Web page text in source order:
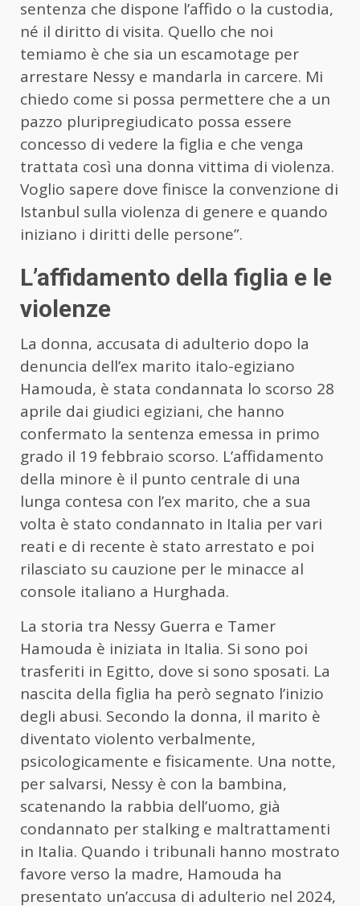
sentenza che dispone l’affido o la custodia,
né il diritto di visita. Quello che noi
temiamo è che sia un escamotage per
arrestare Nessy e mandarla in carcere. Mi
chiedo come si possa permettere che a un
pazzo pluripregiudicato possa essere
concesso di vedere la figlia e che venga
trattata così una donna vittima di violenza.
Voglio sapere dove finisce la convenzione di
Istanbul sulla violenza di genere e quando
iniziano i diritti delle persone”.
L’affidamento della figlia e le
violenze
La donna, accusata di adulterio dopo la
denuncia dell’ex marito italo-egiziano
Hamouda, è stata condannata lo scorso 28
aprile dai giudici egiziani, che hanno
confermato la sentenza emessa in primo
grado il 19 febbraio scorso. L’affidamento
della minore è il punto centrale di una
lunga contesa con l’ex marito, che a sua
volta è stato condannato in Italia per vari
reati e di recente è stato arrestato e poi
rilasciato su cauzione per le minacce al
console italiano a Hurghada.
La storia tra Nessy Guerra e Tamer
Hamouda è iniziata in Italia. Si sono poi
trasferiti in Egitto, dove si sono sposati. La
nascita della figlia ha però segnato l’inizio
degli abusi. Secondo la donna, il marito è
diventato violento verbalmente,
psicologicamente e fisicamente. Una notte,
per salvarsi, Nessy è con la bambina,
scatenando la rabbia dell’uomo, già
condannato per stalking e maltrattamenti
in Italia. Quando i tribunali hanno mostrato
favore verso la madre, Hamouda ha
presentato un’accusa di adulterio nel 2024,